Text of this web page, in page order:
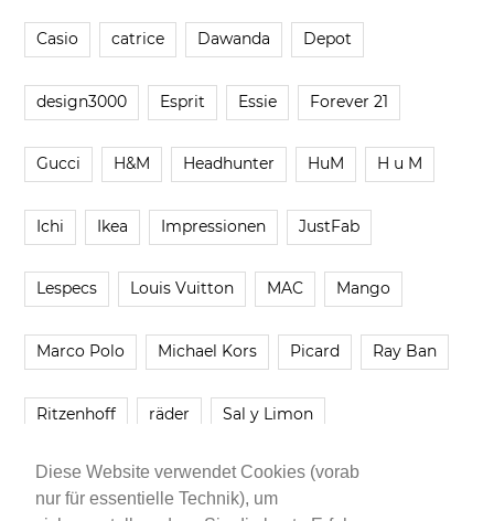
Diese Website verwendet Cookies (vorab
nur für essentielle Technik), um
Casio catrice Dawanda Depot
design3000 Esprit Essie Forever 21
Gucci H&M Headhunter HuM H u M
Ichi Ikea Impressionen JustFab
Lespecs Louis Vuitton MAC Mango
Marco Polo Michael Kors Picard Ray Ban
Ritzenhoff räder Sal y Limon
Smartbuyglasses smash! Steve Madden